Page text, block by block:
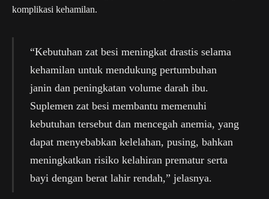
komplikasi kehamilan.
“Kebutuhan zat besi meningkat drastis selama
kehamilan untuk mendukung pertumbuhan
janin dan peningkatan volume darah ibu.
Suplemen zat besi membantu memenuhi
kebutuhan tersebut dan mencegah anemia, yang
dapat menyebabkan kelelahan, pusing, bahkan
meningkatkan risiko kelahiran prematur serta
bayi dengan berat lahir rendah,” jelasnya.